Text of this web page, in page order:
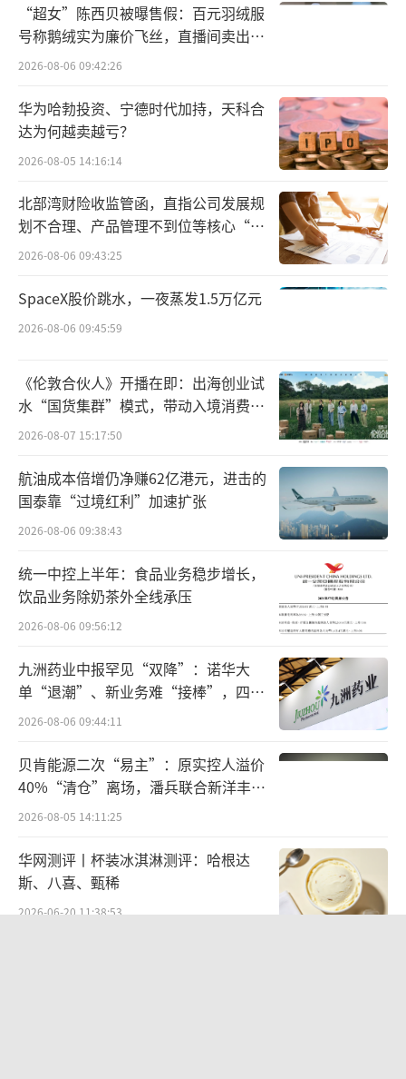
对于上述股权被冻结，鲜丰水果方面在近
日做出回应中称，2014年至2018年期间，鲜丰
水果为发展需要，先后引进PE股权投资，目前
有部分基金项目中的国资投资方基金到期要求
基金清算退出，导致部分投资方申请冻结股
权。不过，对于投资方的具体细节，鲜丰水果
尚未有公开披露。
家股东，其中创始人韩树人直接持有8.2%的股
份，并通过宁波群丰投资管理有限公司间接持
有54.8%的股份，其妻子杨群伟则通过宁波鲜
丰同创投资管理合伙企业间接持有8.7%的股
份，二人为鲜丰水果实际控制人，控股比例约7
3%。
外部投资方中，红杉资本通过宁波梅山保
税港区红杉智盛股权投资合伙企业持有9.0%的
股份，九鼎投资通过嘉兴九鼎策略一期投资合
伙企业和嘉兴昭宣元安九鼎创业投资中心（有
限合伙）共计持股8.2%；麦星投资则通过上海
盛旻创业投资合伙企业与深圳市麦星投资有限
公司分别持有5.23%和1.57%的股份。
“超女”陈西贝被曝售假：百元羽绒服
号称鹅绒实为廉价飞丝，直播间卖出超
百万元
2026-08-06 09:42:26
华为哈勃投资、宁德时代加持，天科合
达为何越卖越亏？
2026-08-05 14:16:14
北部湾财险收监管函，直指公司发展规
划不合理、产品管理不到位等核心“痛
点”
2026-08-06 09:43:25
SpaceX股价跳水，一夜蒸发1.5万亿元
2026-08-06 09:45:59
《伦敦合伙人》开播在即：出海创业试
水“国货集群”模式，带动入境消费反
向种草
2026-08-07 15:17:50
航油成本倍增仍净赚62亿港元，进击的
国泰靠“过境红利”加速扩张
2026-08-06 09:38:43
统一中控上半年：食品业务稳步增长，
饮品业务除奶茶外全线承压
2026-08-06 09:56:12
九洲药业中报罕见“双降”：诺华大
单“退潮”、新业务难“接棒”，四大
难关待闯
2026-08-06 09:44:11
贝肯能源二次“易主”：原实控人溢价
40%“清仓”离场，潘兵联合新洋丰、
宏科百世拟入主
2026-08-05 14:11:25
华网测评丨杯装冰淇淋测评：哈根达
斯、八喜、甄稀
2026-06-20 11:38:53